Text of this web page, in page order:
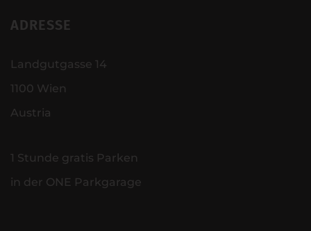
ADRESSE
Landgutgasse 14
1100 Wien
Austria
1 Stunde gratis Parken
in der ONE Parkgarage